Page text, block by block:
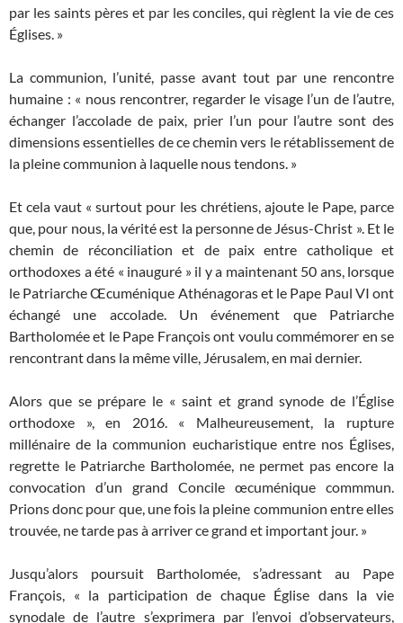
par les saints pères et par les conciles, qui règlent la vie de ces
Églises. »
La communion, l’unité, passe avant tout par une rencontre
humaine : « nous rencontrer, regarder le visage l’un de l’autre,
échanger l’accolade de paix, prier l’un pour l’autre sont des
dimensions essentielles de ce chemin vers le rétablissement de
la pleine communion à laquelle nous tendons. »
Et cela vaut « surtout pour les chrétiens, ajoute le Pape, parce
que, pour nous, la vérité est la personne de Jésus-Christ ». Et le
chemin de réconciliation et de paix entre catholique et
orthodoxes a été « inauguré » il y a maintenant 50 ans, lorsque
le Patriarche Œcuménique Athénagoras et le Pape Paul VI ont
échangé une accolade. Un événement que Patriarche
Bartholomée et le Pape François ont voulu commémorer en se
rencontrant dans la même ville, Jérusalem, en mai dernier.
Alors que se prépare le « saint et grand synode de l’Église
orthodoxe », en 2016. « Malheureusement, la rupture
millénaire de la communion eucharistique entre nos Églises,
regrette le Patriarche Bartholomée, ne permet pas encore la
convocation d’un grand Concile œcuménique commmun.
Prions donc pour que, une fois la pleine communion entre elles
trouvée, ne tarde pas à arriver ce grand et important jour. »
Jusqu’alors poursuit Bartholomée, s’adressant au Pape
François, « la participation de chaque Église dans la vie
synodale de l’autre s’exprimera par l’envoi d’observateurs,